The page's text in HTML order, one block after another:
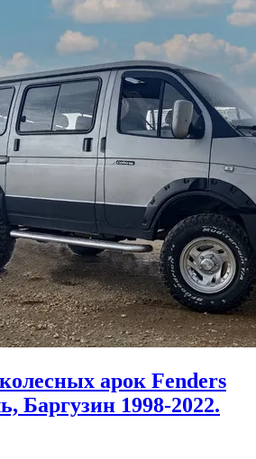
арок Fenders
Баргузин 1998-2022.